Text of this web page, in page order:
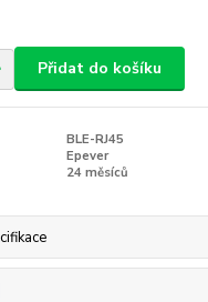
Přidat do košíku
BLE-RJ45
Epever
24 měsíců